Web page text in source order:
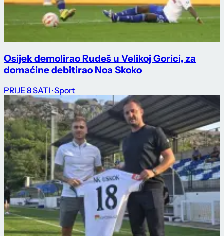
Osijek demolirao Rudeš u Velikoj Gorici, za
domaćine debitirao Noa Skoko
PRIJE 8 SATI · Sport